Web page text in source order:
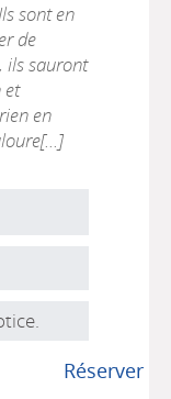
sont en
de
ils sauront
et
en
Réserver